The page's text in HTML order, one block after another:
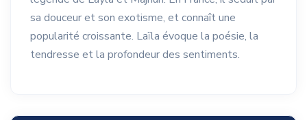
sa douceur et son exotisme, et connaît une
popularité croissante. Laïla évoque la poésie, la
tendresse et la profondeur des sentiments.